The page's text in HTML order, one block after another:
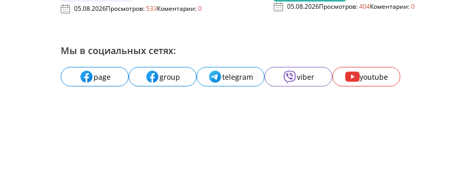
05.08.2026Просмотров:533Коментарии:0
05.08.2026Просмотров:404Коментарии:0
Мы в социальных сетях:
page group telegram viber youtube